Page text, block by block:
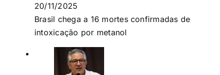
20/11/2025
Brasil chega a 16 mortes confirmadas de
intoxicação por metanol